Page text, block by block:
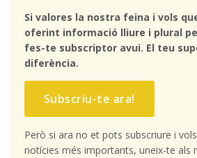
Si valores la nostra feina i vols
oferint informació lliure i plural
fes-te subscriptor avui. El teu
diferència.
Subscriu-te ara!
Però si ara no et pots subscriure i
notícies més importants, uneix-te als